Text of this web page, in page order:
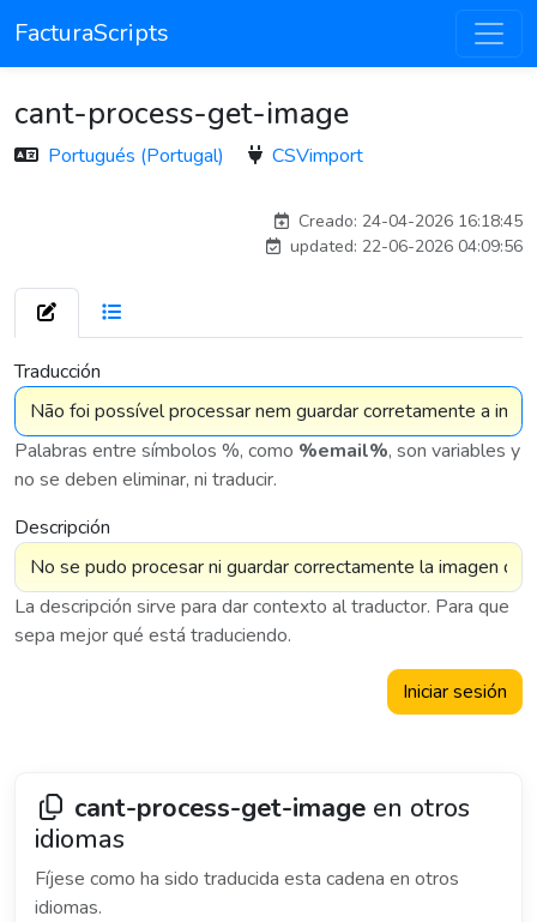
FacturaScripts
cant-process-get-image
Portugués (Portugal) CSVimport
Creado: 24-04-2026 16:18:45
updated: 22-06-2026 04:09:56
Traducción
Palabras entre símbolos %, como %email%, son variables y
no se deben eliminar, ni traducir.
Descripción
La descripción sirve para dar contexto al traductor. Para que
sepa mejor qué está traduciendo.
Iniciar sesión
cant-process-get-image en otros
idiomas
Fíjese como ha sido traducida esta cadena en otros
idiomas.